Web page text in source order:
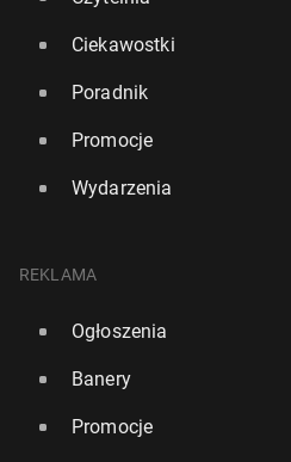
Ciekawostki
Poradnik
Promocje
Wydarzenia
REKLAMA
Ogłoszenia
Banery
Promocje